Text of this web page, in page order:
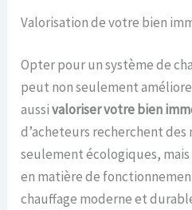
Valorisation de votre bien
Opter pour un système de
peut non seulement
aussivaloriser votre bien
d’acheteurs recherchent des
seulement écologiques,
en matière de
chauffage moderne et